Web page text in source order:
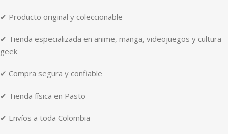
✔ Producto original y coleccionable
✔ Tienda especializada en anime, manga, videojuegos y cultura
geek
✔ Compra segura y confiable
✔ Tienda física en Pasto
✔ Envíos a toda Colombia